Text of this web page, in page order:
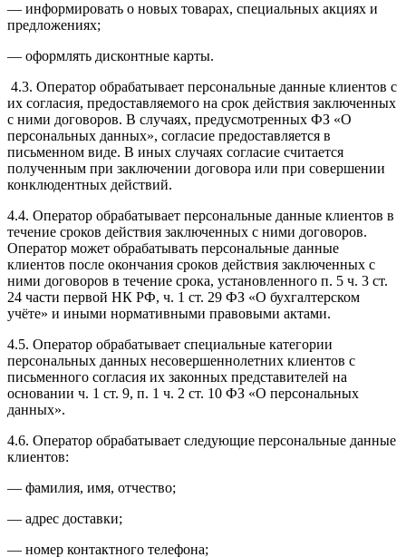
— информировать о новых товарах, специальных акциях и
предложениях;
— оформлять дисконтные карты.
4.3. Оператор обрабатывает персональные данные клиентов с
их согласия, предоставляемого на срок действия заключенных
с ними договоров. В случаях, предусмотренных ФЗ «О
персональных данных», согласие предоставляется в
письменном виде. В иных случаях согласие считается
полученным при заключении договора или при совершении
конклюдентных действий.
4.4. Оператор обрабатывает персональные данные клиентов в
течение сроков действия заключенных с ними договоров.
Оператор может обрабатывать персональные данные
клиентов после окончания сроков действия заключенных с
ними договоров в течение срока, установленного п. 5 ч. 3 ст.
24 части первой НК РФ, ч. 1 ст. 29 ФЗ «О бухгалтерском
учёте» и иными нормативными правовыми актами.
4.5. Оператор обрабатывает специальные категории
персональных данных несовершеннолетних клиентов с
письменного согласия их законных представителей на
основании ч. 1 ст. 9, п. 1 ч. 2 ст. 10 ФЗ «О персональных
данных».
4.6. Оператор обрабатывает следующие персональные данные
клиентов:
— фамилия, имя, отчество;
— адрес доставки;
— номер контактного телефона;